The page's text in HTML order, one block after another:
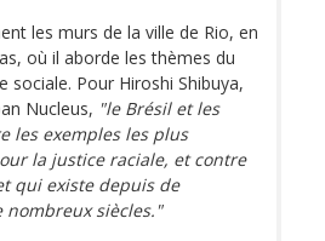
les murs de la ville de Rio, en
où il aborde les thèmes du
sociale. Pour Hiroshi Shibuya,
Nucleus, "le Brésil et les
les exemples les plus
la justice raciale, et contre
qui existe depuis de
nombreux siècles."